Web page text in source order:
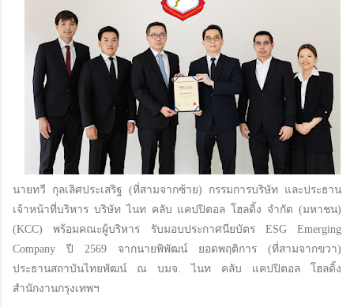
นายทวี กุลเลิศประเสริฐ (ที่สามจากซ้าย) กรรมการบริษัท และประธาน
เจ้าหน้าที่บริหาร บริษัท ไนท คลับ แคปปิตอล โฮลดิ้ง จำกัด (มหาชน)
(KCC) พร้อมคณะผู้บริหาร รับมอบประกาศนียบัตร ESG Emerging
Company ปี 2569 จากนายพิพัฒน์ ยอดพฤติการ (ที่สามจากขวา)
ประธานสถาบันไทยพัฒน์ ณ บมจ. ไนท คลับ แคปปิตอล โฮลดิ้ง
สำนักงานกรุงเทพฯ